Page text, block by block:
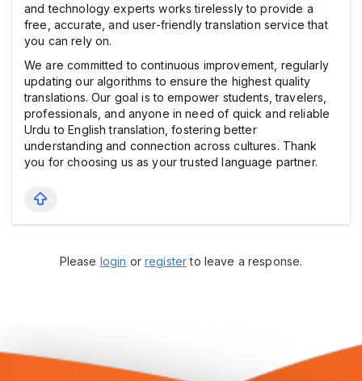
and technology experts works tirelessly to provide a
free, accurate, and user-friendly translation service that
you can rely on.
We are committed to continuous improvement, regularly
updating our algorithms to ensure the highest quality
translations. Our goal is to empower students, travelers,
professionals, and anyone in need of quick and reliable
Urdu to English translation, fostering better
understanding and connection across cultures. Thank
you for choosing us as your trusted language partner.
Please login orregisterto leave a response.